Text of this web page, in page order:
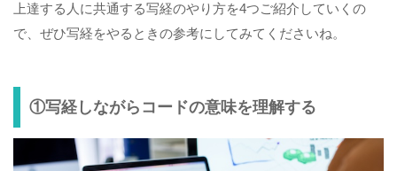
上達する人に共通する写経のやり方を4つご紹介していくの
で、ぜひ写経をやるときの参考にしてみてくださいね。
①写経しながらコードの意味を理解する